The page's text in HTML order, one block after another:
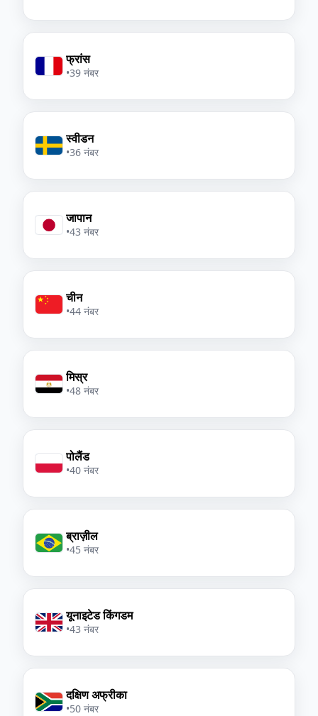
फ्रांस
•39 नंबर
स्वीडन
•36 नंबर
जापान
•43 नंबर
चीन
•44 नंबर
मिस्र
•48 नंबर
पोलैंड
•40 नंबर
ब्राज़ील
•45 नंबर
यूनाइटेड किंगडम
•43 नंबर
दक्षिण अफ्रीका
•50 नंबर